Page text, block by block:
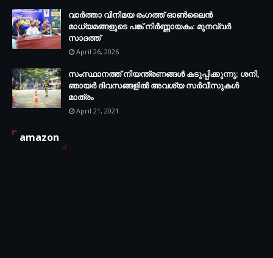
വാർത്താ വിനിമയ രംഗത്ത് ഓൺലൈൻ
മാധ്യമങ്ങളുടെ പങ്ക് നിർണ്ണായകം: മുനവ്വർ
സാദത്ത്
April 26, 2026
സംസ്ഥാനത്ത് നിയന്ത്രണങ്ങള്‍ കടുപ്പിക്കുന്നു; ശനി,
ഞായര്‍ ദിവസങ്ങളില്‍ അവശ്യ സര്‍വീസുകള്‍
മാത്രം
April 21, 2021
amazon